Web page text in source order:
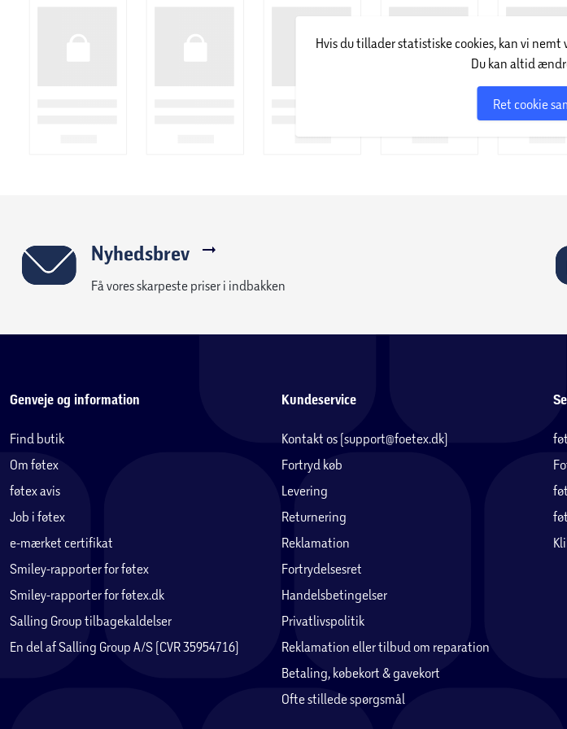
Stål findes i utallige forskellige udformninger. Det er lige fra sofaer og loungemøbler til lænestole,
havemøbler lette og dermed mobile at flytte rundt på terrassen. Stål er et utroligt stærkt og
materiale, som tåler at stå ude. Grunden til stellet oftest er i stål, er, fordi det næsten er
Stålet er på de fleste havemøbler overfladebehandlet for at maksimere levetiden på møblet, samt
• Det anbefales, at havemøbler i stål opbevares tørt udenfor sæson.
Hvis du tillader statistiske cookies, kan vi
Du kan altid
Ret cookie
Nyhedsbrev
Få vores skarpeste priser i indbakken
Genveje og information
Find butik
Om føtex
føtex avis
Job i føtex
e-mærket certifikat
Smiley-rapporter for føtex
Smiley-rapporter for føtex.dk
Salling Group tilbagekaldelser
En del af Salling Group A/S (CVR 35954716)
Kundeservice
Kontakt os (support@foetex.dk)
Fortryd køb
Levering
Returnering
Reklamation
Fortrydelsesret
Handelsbetingelser
Privatlivspolitik
Reklamation eller tilbud om reparation
Betaling, købekort & gavekort
Ofte stillede spørgsmål